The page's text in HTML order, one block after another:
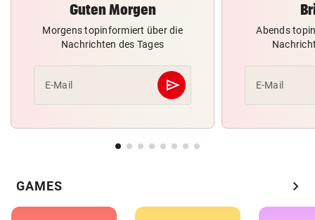
Guten Morgen
Morgens topinformiert über die
Nachrichten des Tages
E-Mail send
Abschicken
Abends
E-Mail
GAMES chevron_right